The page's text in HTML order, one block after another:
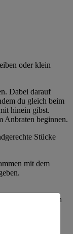
oder klein
Dabei darauf
du gleich beim
hinein gibst.
Anbraten beginnen.
Stücke
mit dem
garen. Mit den